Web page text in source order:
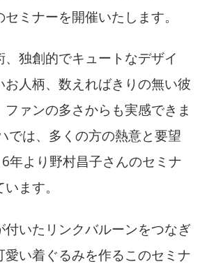
ミナーを開催いたします。
、独創的でキュートなデザイ
お人柄、数えればきりの無い彼
ァンの多さからも実感できま
では、多くの方の熱意と要望
年より野村昌子さんのセミナ
ます。
付いたリンクバルーンをつなぎ
愛い着ぐるみを作るこのセミナ